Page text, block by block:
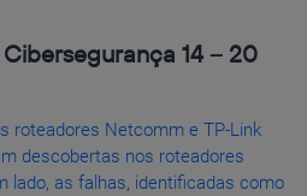
14 – 20
roteadores Netcomm e TP-Link
descobertas nos roteadores
lado, as falhas, identificadas como